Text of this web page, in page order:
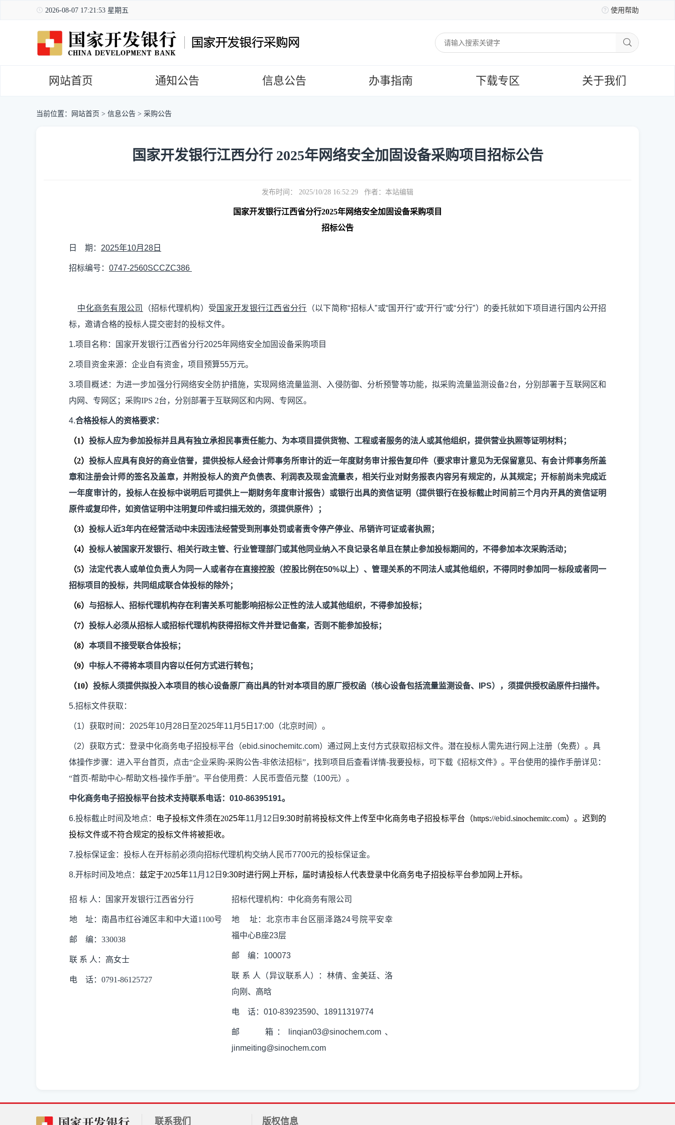
2026-08-07 17:21:54 星期五 使用帮助
网站首页 通知公告 信息公告 办事指南 下载专区 关于我们
当前位置： 网站首页 > 信息公告 > 采购公告
国家开发银行江西分行 2025年网络安全加固设备采购项目招标公告
发布时间： 2025/10/28 16:52:29 作者：本站编辑
国家开发银行江西省分行2025年网络安全加固设备采购项目
招标公告
日 期： 2025年10月 28 日
招标编号： 0747-2560SCCZC386
中化商务有限公司 （招标代理机构）受 国家开发银行江西省分行 （以下简称“招标人”或“国开行”或“开行”或“分行”）的委托就如下项目进行国内公开招
标，邀请合格的投标人提交密封的投标文件。
1.项目名称： 国家开发银行江西省分行2025年网络安全加固设备采购项目
2.项目资金来源：企业自有资金，项目预算55万元。
3.项目概述： 为进一步加强分行网络安全防护措施，实现网络流量监测、入侵防御、分析预警等功能，拟采购流量监测设备2台，分别部署于互联网区和
内网、专网区；采购IPS 2台，分别部署于互联网区和内网、专网区。
4.合格投标人的资格要求：
（1） 投标人应为参加投标并且具有独立承担民事责任能力、为本项目提供货物、工程或者服务的法人或其他组织，提供营业执照等证明材料；
（2）投标人应具有良好的商业信誉，提供投标人经会计师事务所审计的近一年度财务审计报告复印件（要求审计意见为无保留意见、有会计师事务所盖
章和注册会计师的签名及盖章，并附投标人的资产负债表、利润表及现金流量表，相关行业对财务报表内容另有规定的，从其规定；开标前尚未完成近
一年度审计的，投标人在投标中说明后可提供上一期财务年度审计报告）或银行出具的资信证明（提供银行在投标截止时间前三个月内开具的资信证明
原件或复印件，如资信证明中注明复印件或扫描无效的，须提供原件）；
（3） 投标人近3年内在经营活动中未因违法经营受到刑事处罚或者责令停产停业、吊销许可证或者执照；
（4） 投标人被国家开发银行、相关行政主管、行业管理部门或其他同业纳入不良记录名单且在禁止参加投标期间的，不得参加本次采购活动；
（5）法定代表人或单位负责人为同一人或者存在直接控股（控股比例在50%以上）、管理关系的不同法人或其他组织，不得同时参加同一标段或者同一
招标项目的投标，共同组成联合体投标的除外；
（6） 与招标人、招标代理机构存在利害关系可能影响招标公正性的法人或其他组织，不得参加投标；
（7） 投标人必须从招标人或招标代理机构获得招标文件并登记备案，否则不能参加投标；
（8） 本项目不接受联合体投标；
（9） 中标人不得将本项目内容以任何方式进行转包；
（10） 投标人须提供拟投入本项目的核心设备原厂商出具的针对本项目的原厂授权函（核心设备包括流量监测设备、 IPS），须提供授权函原件扫描件。
5.招标文件获取 ：
（1）获取时间： 2025年10月 28 日至2025年11月 5 日 17:00 （北京时间）。
（2）获取方式：登录中化商务电子招投标平台（ebid.sinochemitc.com）通过网上支付方式获取招标文件。潜在投标人需先进行网上注册（免费）。具
体操作步骤：进入平台首页，点击“企业采购-采购公告-非依法招标”，找到项目后查看详情-我要投标，可下载《招标文件》。平台使用的操作手册详见：
“首页-帮助中心-帮助文档-操作手册”。平台使用费：人民币壹佰元整（100元）。
中化商务电子招投标平台技术支持联系电话： 010-86395191。
6.投标截止时间 及地点 ： 电子投标文件须在2025年11月 12 日9:30时前将投标文件上传至中化商务电子招投标平台（https://ebid.sinochemitc.com）。迟到的
投标文件或不符合规定的投标文件将被拒收。
7.投标保证金：投标人在开标前必须向招标代理机构交纳人民币7700元的投标保证金。
8.开标时间及地点： 兹定于2025年11月 12 日 9:30时进行网上开标，届时请投标人代表登录中化商务电子招投标平台参加网上开标。
招 标 人：国家开发银行江西省分行
地 址：南昌市红谷滩区丰和中大道1100号
邮 编： 330038
联 系 人：高女士
电 话： 0791-86125727
招标代理机构：中化商务有限公司
地 址：北京市丰台区丽泽路24号院平安幸
福中心B座23层
邮 编： 100073
联 系 人 （异议联系人）
：林倩、金美廷、洛
向刚 、高晗
电 话： 010-83923590、 18911319774
邮 箱： linqian03@sinochem.com 、
jinmeiting@sinochem.com
联系我们 版权信息